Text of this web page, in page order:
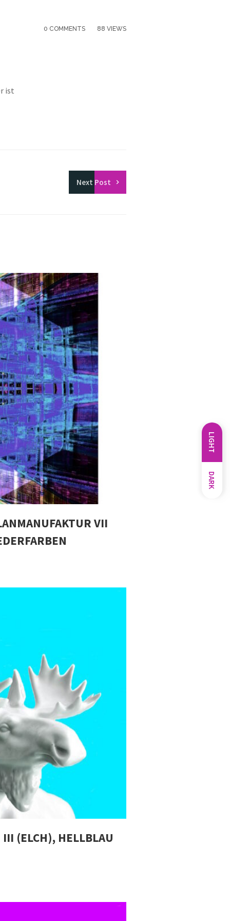
LIGHT
DARK
0 COMMENTS 88 VIEWS
ist
Next Post
VII
(ELCH), HELLBLAU